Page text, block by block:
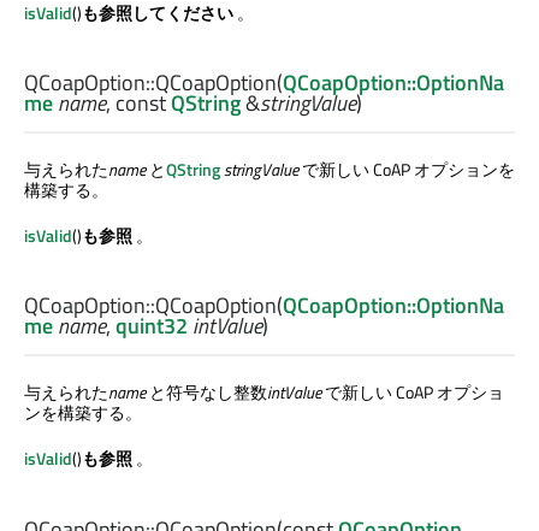
isValid()も参照してください。
QCoapOption::QCoapOption(QCoapOption::OptionNa
mename, constQString&stringValue)
与えられたnameとQStringstringValueで新しい CoAP オプションを
構築する。
isValid()も参照 。
QCoapOption::QCoapOption(QCoapOption::OptionNa
mename,quint32 intValue)
与えられたnameと符号なし整数intValueで新しい CoAP オプショ
ンを構築する。
isValid()も参照。